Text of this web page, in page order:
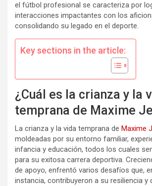
el fútbol profesional se caracteriza por
interacciones impactantes con los
consolidando su legado en el deporte.
Key sections in the article:
¿Cuál es la crianza y la
temprana de Maxime
La crianza y la vida temprana de Maxime
moldeadas por su entorno familiar,
infancia y educación, todos los cuales
para su exitosa carrera deportiva.
de apoyo, enfrentó varios desafíos que,
instancia, contribuyeron a su resiliencia y